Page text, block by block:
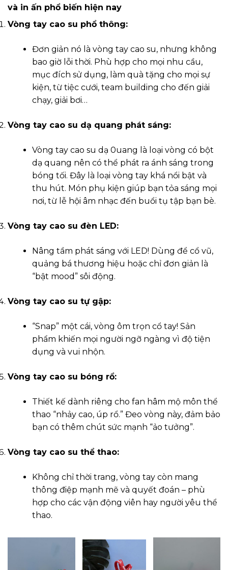
và in ấn phổ biến hiện nay
Vòng tay cao su phổ thông:
Đơn giản nó là vòng tay cao su, nhưng không
bao giờ lỗi thời. Phù hợp cho mọi nhu cầu,
mục đích sử dụng, làm quà tặng cho mọi sự
kiện, từ tiệc cưới, team building cho đến giải
chạy, giải bơi…
Vòng tay cao su dạ quang phát sáng:
Vòng tay cao su dạ 0uang là loại vòng có bột
dạ quang nên có thể phát ra ánh sáng trong
bóng tối. Đây là loại vòng tay khá nổi bật và
thu hút. Món phụ kiện giúp bạn tỏa sáng mọi
nơi, từ lễ hội âm nhạc đến buổi tụ tập bạn bè.
Vòng tay cao su đèn LED:
Nâng tầm phát sáng với LED! Dùng để cổ vũ,
quảng bá thương hiệu hoặc chỉ đơn giản là
“bật mood” sôi động.
Vòng tay cao su tự gập:
“Snap” một cái, vòng ôm trọn cổ tay! Sản
phẩm khiến mọi người ngỡ ngàng vì độ tiện
dụng và vui nhộn.
Vòng tay cao su bóng rổ:
Thiết kế dành riêng cho fan hâm mộ môn thể
thao “nhảy cao, úp rổ.” Đeo vòng này, đảm bảo
bạn có thêm chút sức mạnh “ảo tưởng”.
Vòng tay cao su thể thao:
Không chỉ thời trang, vòng tay còn mang
thông điệp mạnh mẽ và quyết đoán – phù
hợp cho các vận động viên hay người yêu thể
thao.